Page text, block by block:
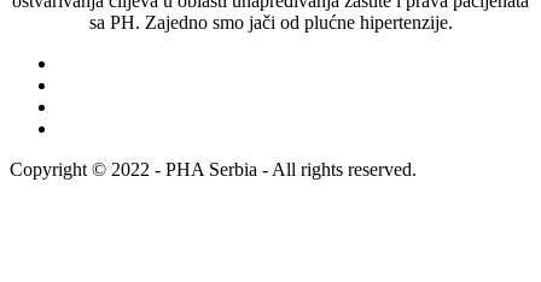
sa PH. Zajedno smo jači od plućne hipertenzije.
Copyright © 2022 - PHA Serbia - All rights reserved.